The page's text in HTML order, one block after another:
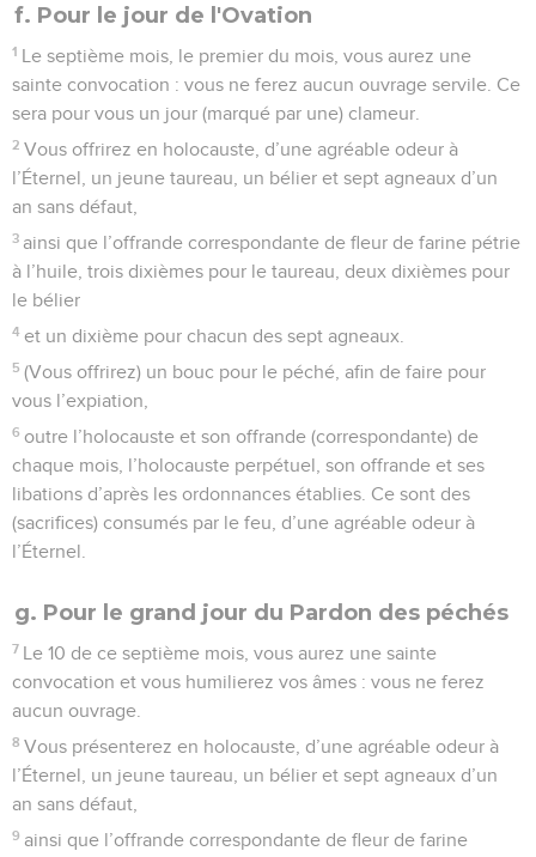
f. Pour le jour de l'Ovation
1 Le septième mois, le premier du mois, vous aurez une
sainte convocation : vous ne ferez aucun ouvrage servile. Ce
sera pour vous un jour (marqué par une) clameur.
2 Vous offrirez en holocauste, d’une agréable odeur à
l’Éternel, un jeune taureau, un bélier et sept agneaux d’un
an sans défaut,
3 ainsi que l’offrande correspondante de fleur de farine pétrie
à l’huile, trois dixièmes pour le taureau, deux dixièmes pour
le bélier
4 et un dixième pour chacun des sept agneaux.
5 (Vous offrirez) un bouc pour le péché, afin de faire pour
vous l’expiation,
6 outre l’holocauste et son offrande (correspondante) de
chaque mois, l’holocauste perpétuel, son offrande et ses
libations d’après les ordonnances établies. Ce sont des
(sacrifices) consumés par le feu, d’une agréable odeur à
l’Éternel.
g. Pour le grand jour du Pardon des péchés
7 Le 10 de ce septième mois, vous aurez une sainte
convocation et vous humilierez vos âmes : vous ne ferez
aucun ouvrage.
8 Vous présenterez en holocauste, d’une agréable odeur à
l’Éternel, un jeune taureau, un bélier et sept agneaux d’un
an sans défaut,
9 ainsi que l’offrande correspondante de fleur de farine